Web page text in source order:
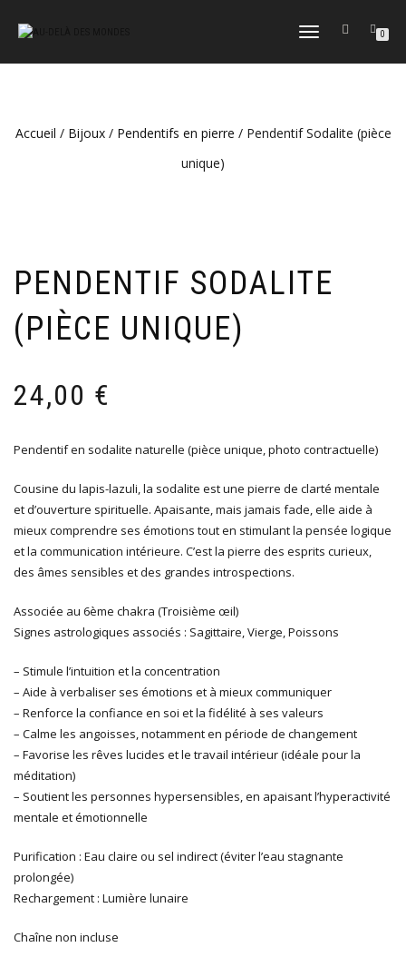
DÉPLIER
NAVIGATION
0
Accueil / Bijoux/ Pendentifs en pierre / Pendentif Sodalite (pièce
unique)
PENDENTIF SODALITE
(PIÈCE UNIQUE)
24,00 €
Pendentif en sodalite naturelle (pièce unique, photo contractuelle)
Cousine du lapis-lazuli, la sodalite est une pierre de clarté mentale
et d’ouverture spirituelle. Apaisante, mais jamais fade, elle aide à
mieux comprendre ses émotions tout en stimulant la pensée logique
et la communication intérieure. C’est la pierre des esprits curieux,
des âmes sensibles et des grandes introspections.
Associée au 6ème chakra (Troisième œil)
Signes astrologiques associés : Sagittaire, Vierge, Poissons
– Stimule l’intuition et la concentration
– Aide à verbaliser ses émotions et à mieux communiquer
– Renforce la confiance en soi et la fidélité à ses valeurs
– Calme les angoisses, notamment en période de changement
– Favorise les rêves lucides et le travail intérieur (idéale pour la
méditation)
– Soutient les personnes hypersensibles, en apaisant l’hyperactivité
mentale et émotionnelle
Purification : Eau claire ou sel indirect (éviter l’eau stagnante
prolongée)
Rechargement : Lumière lunaire
Chaîne non incluse